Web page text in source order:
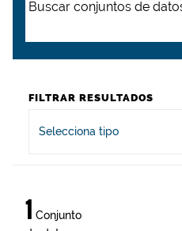
FILTRAR RESULTADOS
Selecciona tipo
1 Conjunto